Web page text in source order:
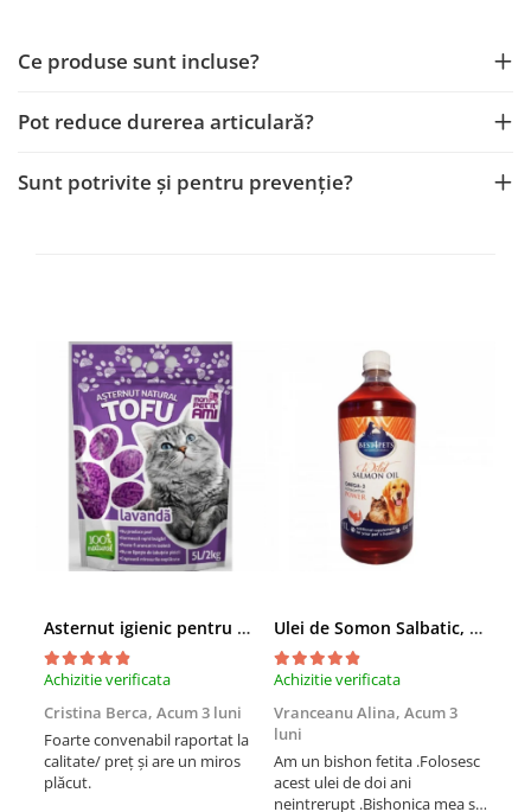
Ce produse sunt incluse?
Pot reduce durerea articulară?
Sunt potrivite și pentru prevenție?
Asternut igienic pentru pisici Tofu Lavanda, Mon Petit 5 l
Achizitie verificata
Cristina Berca, Acum 3 luni
Foarte convenabil raportat la
calitate/ preț și are un miros
plăcut.
Ulei de Somon Salbatic, câini și pisici, piele si blană, BEST4PETS, 1l
Achizitie verificata
Vranceanu Alina, Acum 3
luni
Am un bishon fetita .Folosesc
acest ulei de doi ani
neintrerupt .Bishonica mea se